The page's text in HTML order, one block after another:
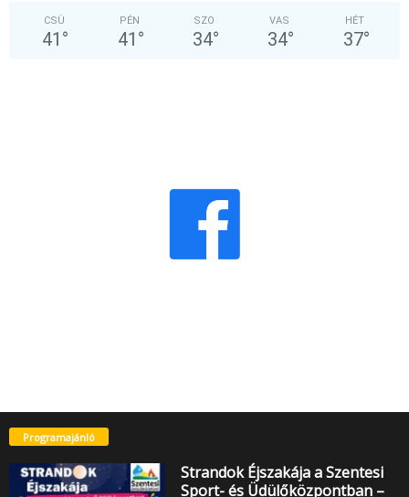
CSÜ
41 °
PÉN
41 °
SZO
34°
VAS
34°
HÉT
37°
Programajánló
Strandok Éjszakája a Szentesi
Sport- és Üdülőközpontban –